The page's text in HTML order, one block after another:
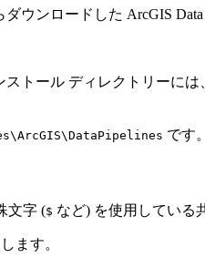
ダウンロードした ArcGIS
トール ディレクトリーに
です。
文字 ($ など) を使用している
ます。